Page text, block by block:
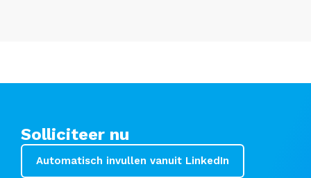
Solliciteer nu
Automatisch invullen vanuit LinkedIn